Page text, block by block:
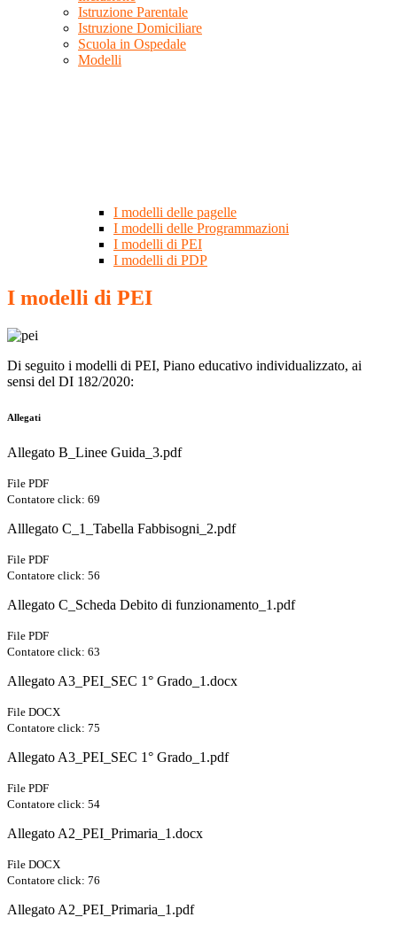
Istruzione Parentale
Istruzione Domiciliare
Scuola in Ospedale
Modelli
I modelli delle pagelle
I modelli delle Programmazioni
I modelli di PEI
I modelli di PDP
I modelli di PEI
Di seguito i modelli di PEI, Piano educativo individualizzato, ai
sensi del DI 182/2020:
Allegati
Allegato B_Linee Guida_3.pdf
File PDF
Contatore click: 69
Alllegato C_1_Tabella Fabbisogni_2.pdf
File PDF
Contatore click: 56
Allegato C_Scheda Debito di funzionamento_1.pdf
File PDF
Contatore click: 63
Allegato A3_PEI_SEC 1° Grado_1.docx
File DOCX
Contatore click: 75
Allegato A3_PEI_SEC 1° Grado_1.pdf
File PDF
Contatore click: 54
Allegato A2_PEI_Primaria_1.docx
File DOCX
Contatore click: 76
Allegato A2_PEI_Primaria_1.pdf